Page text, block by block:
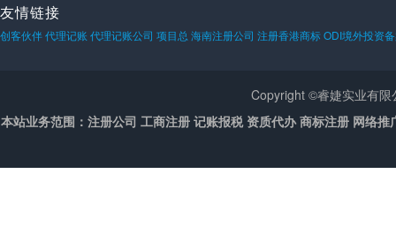
友情链接
创客伙伴代理记账 代理记账公司 项目总 海南注册公司 注册香港商标ODI境外投资
Copyright ©睿婕实业有
本站业务范围：注册公司 工商注册 记账报税 资质代办 商标注册 网络